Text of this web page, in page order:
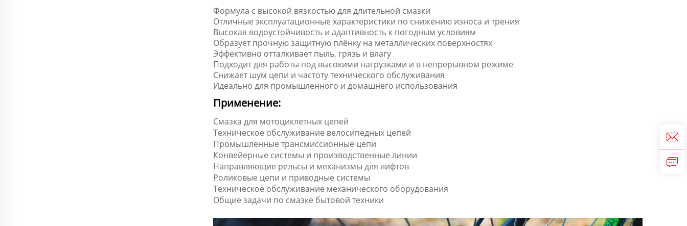
Формула с высокой вязкостью для длительной смазки
Отличные эксплуатационные характеристики по снижению износа и трения
Высокая водоустойчивость и адаптивность к погодным условиям
Образует прочную защитную плёнку на металлических поверхностях
Эффективно отталкивает пыль, грязь и влагу
Подходит для работы под высокими нагрузками и в непрерывном режиме
Снижает шум цепи и частоту технического обслуживания
Идеально для промышленного и домашнего использования
Применение:
Смазка для мотоциклетных цепей
Техническое обслуживание велосипедных цепей
Промышленные трансмиссионные цепи
Конвейерные системы и производственные линии
Направляющие рельсы и механизмы для лифтов
Роликовые цепи и приводные системы
Техническое обслуживание механического оборудования
Общие задачи по смазке бытовой техники